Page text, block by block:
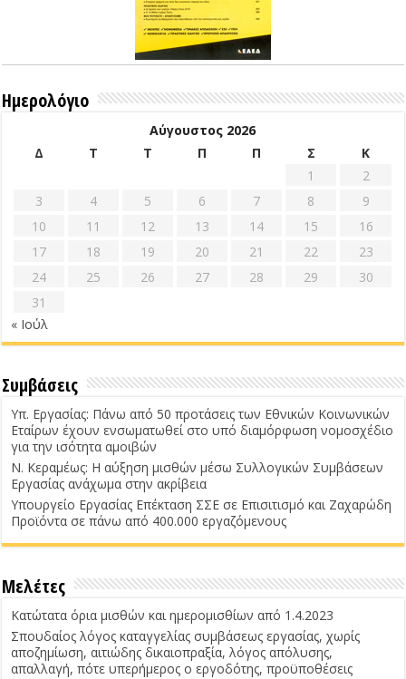
Ημερολόγιο
Αύγουστος 2026
Δ
Τ Τ Π Π Σ
Κ
1
2
3
4 5 6 7 8
9
10
11 12 13 14 15
16
17
18 19 20 21 22
23
24
25 26 27 28 29
30
31
« Ιούλ
Συμβάσεις
Υπ. Εργασίας: Πάνω από 50 προτάσεις των Εθνικών Κοινωνικών
Εταίρων έχουν ενσωματωθεί στο υπό διαμόρφωση νομοσχέδιο
για την ισότητα αμοιβών
Ν. Κεραμέως: Η αύξηση μισθών μέσω Συλλογικών Συμβάσεων
Εργασίας ανάχωμα στην ακρίβεια
Υπουργείο Εργασίας Επέκταση ΣΣΕ σε Επισιτισμό και Ζαχαρώδη
Προϊόντα σε πάνω από 400.000 εργαζόμενους
Μελέτες
Κατώτατα όρια μισθών και ημερομισθίων από 1.4.2023
Σπουδαίος λόγος καταγγελίας συμβάσεως εργασίας, χωρίς
αποζημίωση, αιτιώδης δικαιοπραξία, λόγος απόλυσης,
απαλλαγή, πότε υπερήμερος ο εργοδότης, προϋποθέσεις